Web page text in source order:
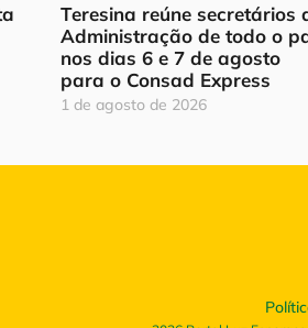
Teresina reúne secretários
Administração de todo o
nos dias 6 e 7 de agosto
para o Consad Express
1 de agosto de 2026